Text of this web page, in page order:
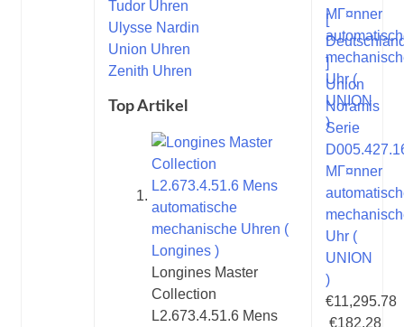
Tudor Uhren
Ulysse Nardin
Union Uhren
Zenith Uhren
Top Artikel
Longines Master
Collection
L2.673.4.51.6 Mens
[
]
Union
Noramis
Serie
MГ¤nner
Uhr (
UNION
)
€11,295.78
€182.28